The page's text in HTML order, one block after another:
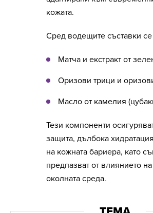
кожата.
Сред водещите съставки се
Матча и екстракт от
Оризови трици и
Масло от камелия
Тези компоненти
защита, дълбока
на кожната бариера, като
предпазват от влиянието
околната среда.